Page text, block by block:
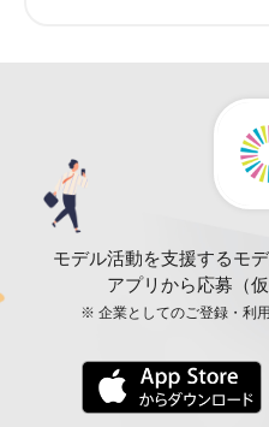
モデル活動を支援するモ
アプリから応募（
※ 企業としてのご登録・利